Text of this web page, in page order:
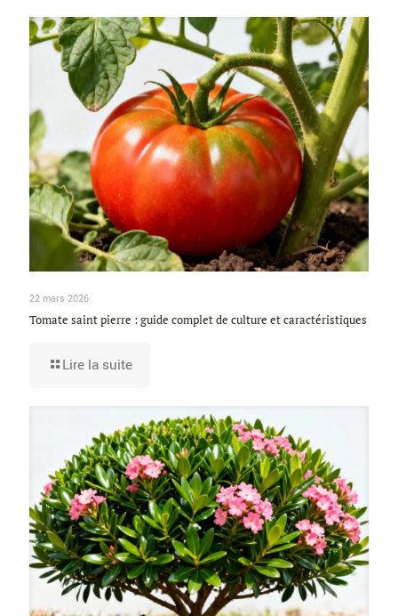
22 mars 2026
Tomate saint pierre : guide complet de culture et caractéristiques
Lire la suite